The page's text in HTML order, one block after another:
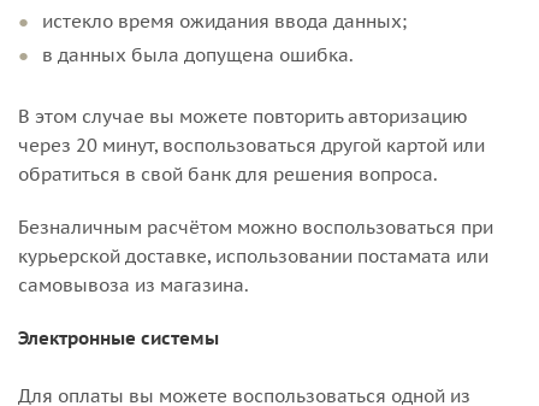
истекло время ожидания ввода данных;
в данных была допущена ошибка.
В этом случае вы можете повторить авторизацию
через 20 минут, воспользоваться другой картой или
обратиться в свой банк для решения вопроса.
Безналичным расчётом можно воспользоваться при
курьерской доставке, использовании постамата или
самовывоза из магазина.
Электронные системы
Для оплаты вы можете воспользоваться одной из